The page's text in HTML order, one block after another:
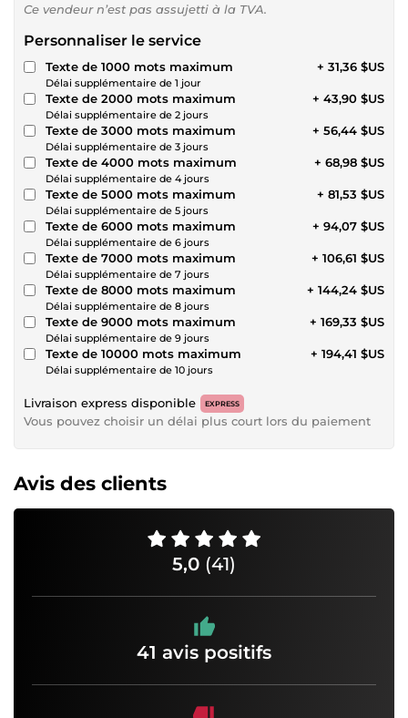
Ce vendeur n’est pas assujetti à la TVA.
Personnaliser le service
Texte de 1000 mots maximum
Délai supplémentaire de 1 jour
+ 31,36 $US
Texte de 2000 mots maximum
Délai supplémentaire de 2 jours
+ 43,90 $US
Texte de 3000 mots maximum
Délai supplémentaire de 3 jours
+ 56,44 $US
Texte de 4000 mots maximum
Délai supplémentaire de 4 jours
+ 68,98 $US
Texte de 5000 mots maximum
Délai supplémentaire de 5 jours
+ 81,53 $US
Texte de 6000 mots maximum
Délai supplémentaire de 6 jours
+ 94,07 $US
Texte de 7000 mots maximum
Délai supplémentaire de 7 jours
+ 106,61 $US
Texte de 8000 mots maximum
Délai supplémentaire de 8 jours
+ 144,24 $US
Texte de 9000 mots maximum
Délai supplémentaire de 9 jours
+ 169,33 $US
Texte de 10000 mots maximum
Délai supplémentaire de 10 jours
+ 194,41 $US
Livraison express disponible EXPRESS
Vous pouvez choisir un délai plus court lors du paiement
Avis des clients
5,0 (41)
41 avis positifs